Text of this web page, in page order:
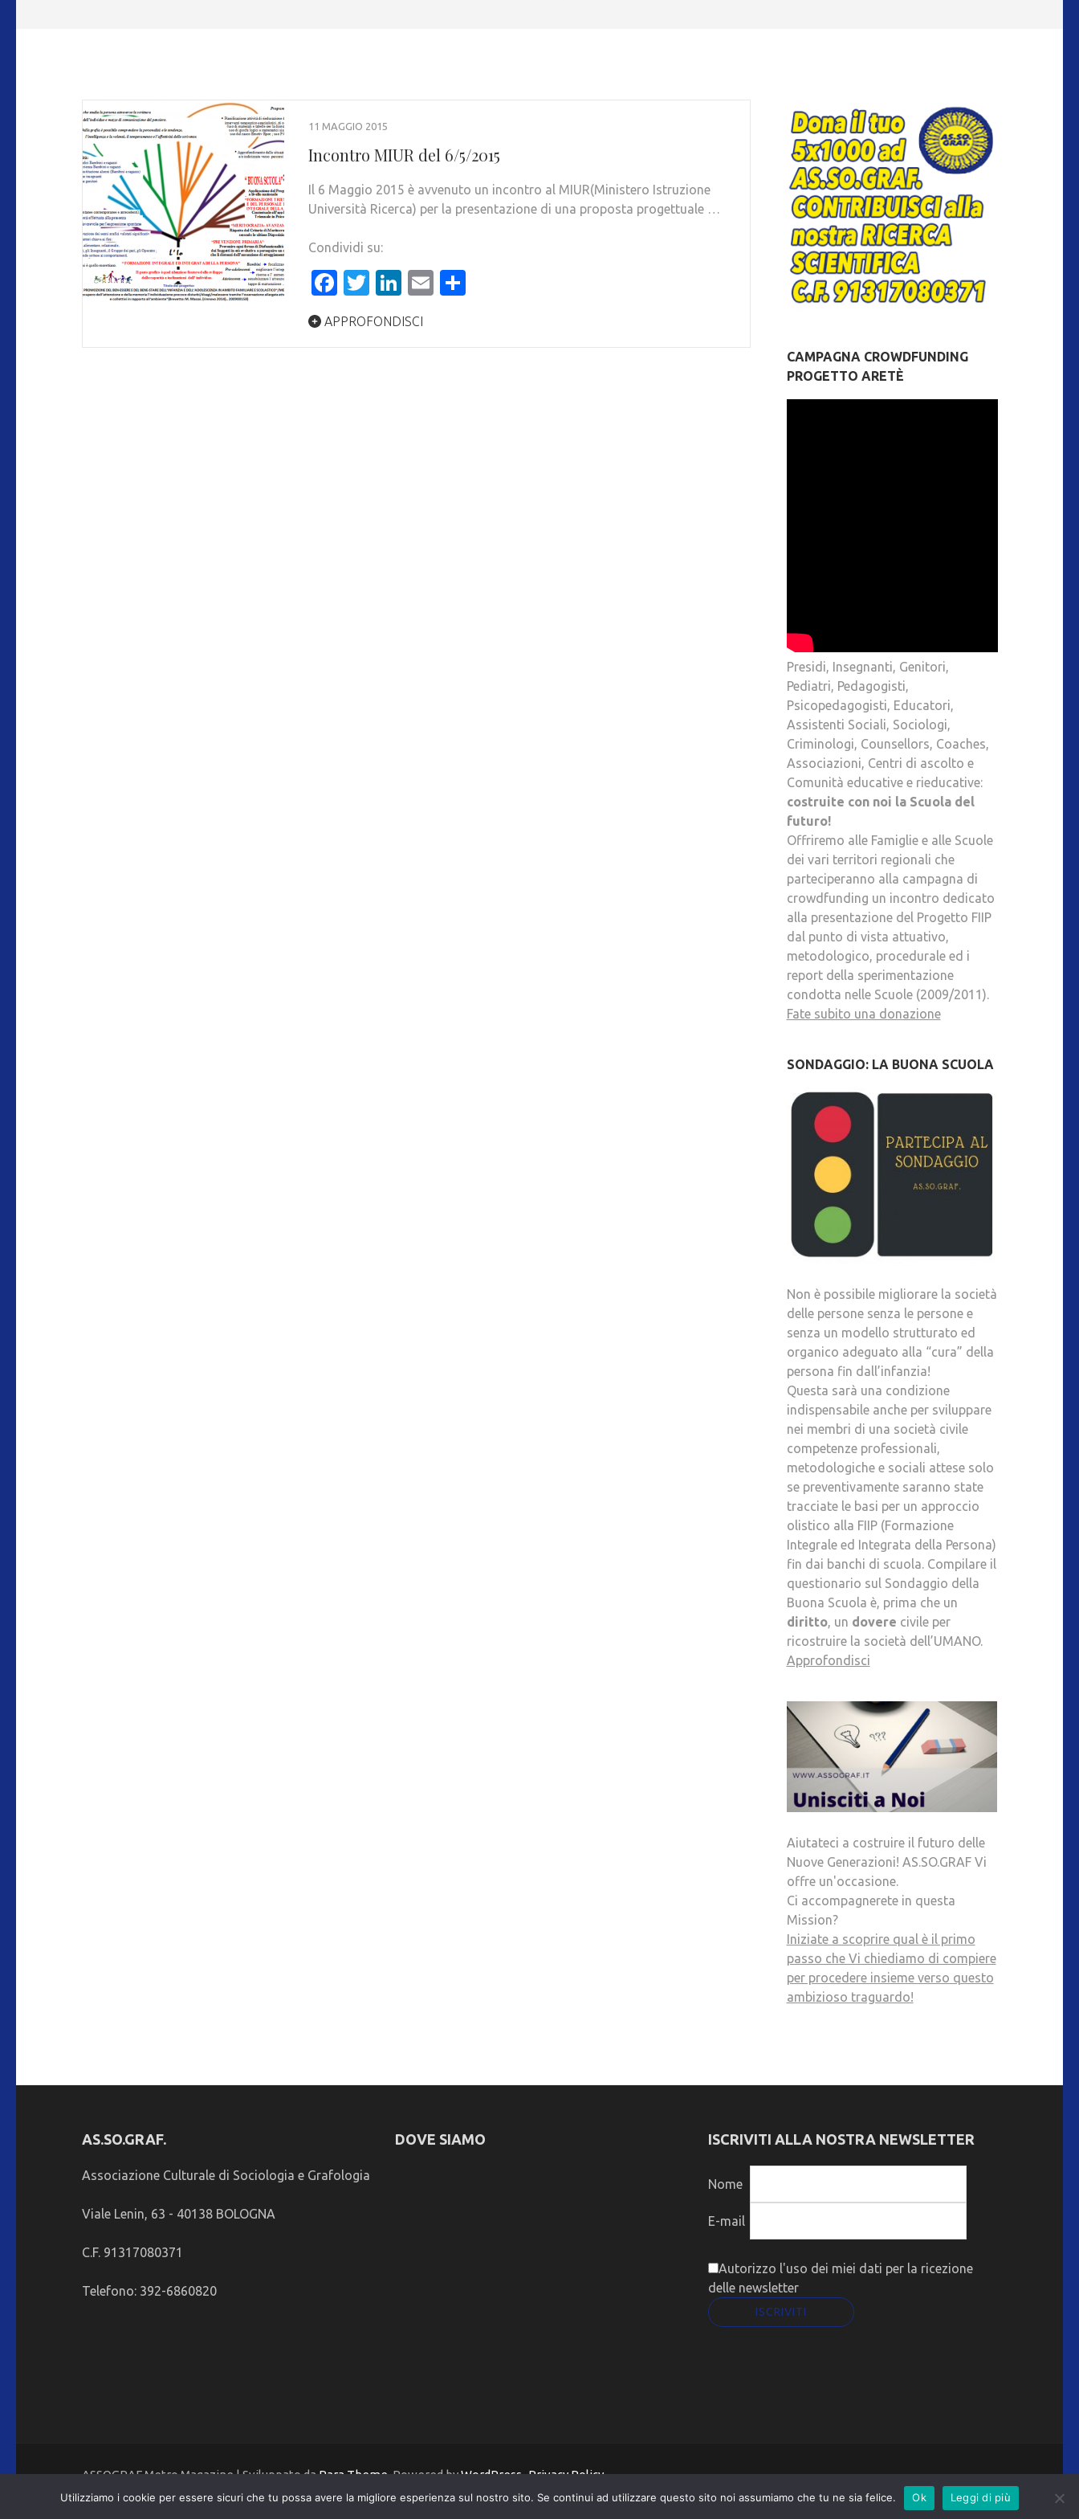
11 MAGGIO 2015
Incontro MIUR del 6/5/2015
Il 6 Maggio 2015 è avvenuto un incontro al MIUR(Ministero Istruzione
Università Ricerca) per la presentazione di una proposta progettuale …
Condividi su:
Facebook
Twitter
LinkedIn
Email
APPROFONDISCI
CAMPAGNA CROWDFUNDING
PROGETTO ARETÈ
Presidi, Insegnanti, Genitori,
Pediatri, Pedagogisti,
Psicopedagogisti, Educatori,
Assistenti Sociali, Sociologi,
Criminologi, Counsellors, Coaches,
Associazioni, Centri di ascolto e
Comunità educative e rieducative:
costruite con noi la Scuola del
futuro!
Offriremo alle Famiglie e alle Scuole
dei vari territori regionali che
parteciperanno alla campagna di
crowdfunding un incontro dedicato
alla presentazione del Progetto FIIP
dal punto di vista attuativo,
metodologico, procedurale ed i
report della sperimentazione
condotta nelle Scuole (2009/2011).
Fate subito una donazione
SONDAGGIO: LA BUONA SCUOLA
Non è possibile migliorare la società
delle persone senza le persone e
senza un modello strutturato ed
organico adeguato alla “cura” della
persona fin dall’infanzia!
Questa sarà una condizione
indispensabile anche per sviluppare
nei membri di una società civile
competenze professionali,
metodologiche e sociali attese solo
se preventivamente saranno state
tracciate le basi per un approccio
olistico alla FIIP (Formazione
Integrale ed Integrata della Persona)
fin dai banchi di scuola. Compilare il
questionario sul Sondaggio della
Buona Scuola è, prima che un
diritto, un dovere civile per
ricostruire la società dell’UMANO.
Approfondisci
Aiutateci a costruire il futuro delle
Nuove Generazioni! AS.SO.GRAF Vi
offre un'occasione.
Ci accompagnerete in questa
Mission?
Iniziate a scoprire qual è il primo
passo che Vi chiediamo di compiere
per procedere insieme verso questo
ambizioso traguardo!
AS.SO.GRAF.
Associazione Culturale di Sociologia e Grafologia
Viale Lenin, 63 - 40138 BOLOGNA
C.F. 91317080371
Telefono: 392-6860820
DOVE SIAMO ISCRIVITI ALLA NOSTRA NEWSLETTER
Nome
E-mail
Autorizzo l'uso dei miei dati per la ricezione
delle newsletter
ASSOGRAF Metro Magazine | Sviluppato daRara Theme. Powered byWordPress. Privacy Policy
Utilizziamo i cookie per essere sicuri che tu possa avere la migliore esperienza sul nostro sito. Se continui ad utilizzare questo sito noi assumiamo che tu ne sia felice. Ok Leggi di più